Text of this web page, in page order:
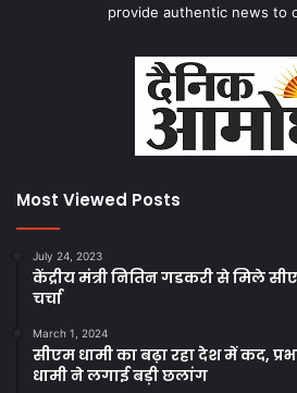
provide authentic news to
Most Viewed Posts
July 24, 2023
केंद्रीय मंत्री नितिन गडकरी से मिले
चर्चा
March 1, 2024
सीएम धामी का बढ़ा रहा देश में कद,
धामी ने लगाई बड़ी छलांग